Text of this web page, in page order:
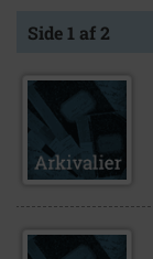
Side 1 af 2